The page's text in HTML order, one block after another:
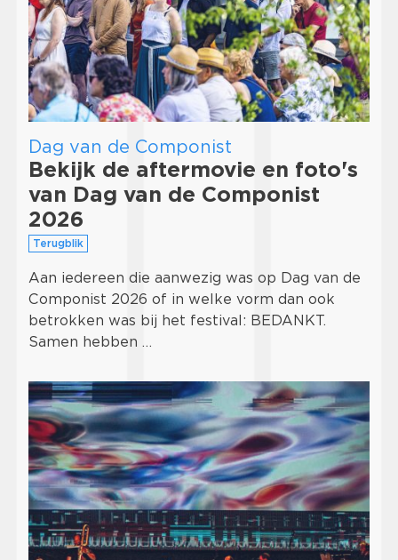
Dag van de Componist
Bekijk de aftermovie en foto's
van Dag van de Componist
2026
Terugblik
Aan iedereen die aanwezig was op Dag van de
Componist 2026 of in welke vorm dan ook
betrokken was bij het festival: BEDANKT.
Samen hebben …